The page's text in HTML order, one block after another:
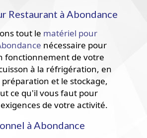
Restaurant à Abondance
tout le matériel pour
nécessaire pour
fonctionnement de votre
à la réfrigération, en
et le stockage,
ce qu'il vous faut pour
de votre activité.
à Abondance